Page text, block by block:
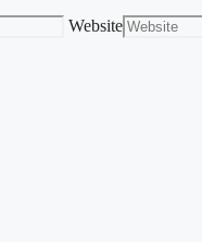
Website